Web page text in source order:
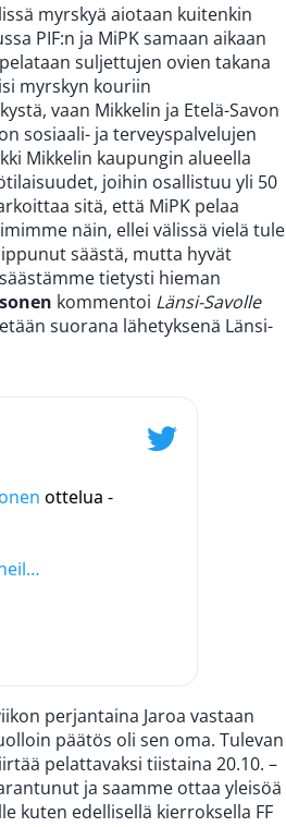
myrskyä aiotaan kuitenkin
PIF:n ja MiPK samaan aikaan
suljettujen ovien takana
myrskyn kouriin
vaan Mikkelin ja Etelä-Savon
sosiaali- ja terveyspalvelujen
Mikkelin kaupungin alueella
joihin osallistuu yli 50
sitä, että MiPK pelaa
näin, ellei välissä vielä tule
säästä, mutta hyvät
tietysti hieman
kommentoi Länsi-Savolle
suorana lähetyksenä Länsi-
ottelua -
perjantaina Jaroa vastaan
päätös oli sen oma. Tulevan
pelattavaksi tiistaina 20.10. –
ja saamme ottaa yleisöä
kuten edellisellä kierroksella FF